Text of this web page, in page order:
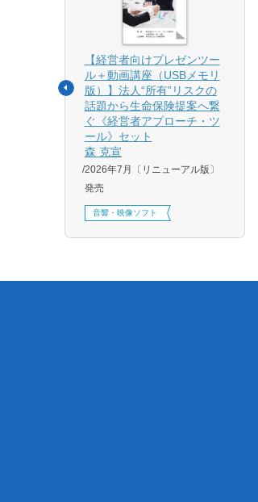
【経営者向けプレゼンツー
ル＋動画講座（USBメモリ
版）】法人“所有”リスクの
話題から生命保険提案へ繋
ぐ《経営者アプローチ・ツ
ール》セット
森 克宣
2026年7月〔リニューアル版〕
発売
音響・映像ソフト